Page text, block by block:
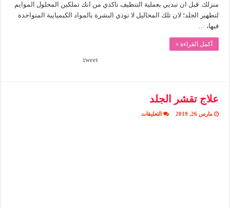
منزلك. قبل ان تبديي بعملية التنظيف تاكدي من انك تملكين المحلول الموايم
لتطهير الجلد؛ لان تلك المحاليل لا توذي البشرة بالمواد الكيميايية المتواجدة
فيها، …
أكمل القراءة »
tweet
علاج تقشر الجلد
مارس 26, 2019 التعليقاتعلى